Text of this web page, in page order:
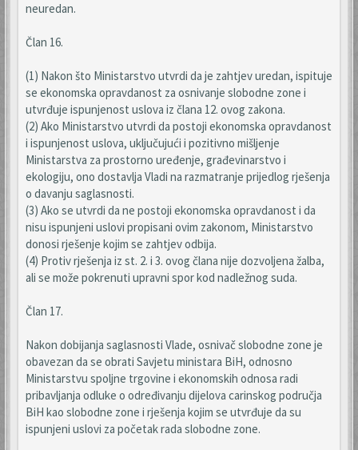
neuredan.
Član 16.
(1) Nakon što Ministarstvo utvrdi da je zahtjev uredan, ispituje
se ekonomska opravdanost za osnivanje slobodne zone i
utvrđuje ispunjenost uslova iz člana 12. ovog zakona.
(2) Ako Ministarstvo utvrdi da postoji ekonomska opravdanost
i ispunjenost uslova, uključujući i pozitivno mišljenje
Ministarstva za prostorno uređenje, građevinarstvo i
ekologiju, ono dostavlja Vladi na razmatranje prijedlog rješenja
o davanju saglasnosti.
(3) Ako se utvrdi da ne postoji ekonomska opravdanost i da
nisu ispunjeni uslovi propisani ovim zakonom, Ministarstvo
donosi rješenje kojim se zahtjev odbija.
(4) Protiv rješenja iz st. 2. i 3. ovog člana nije dozvoljena žalba,
ali se može pokrenuti upravni spor kod nadležnog suda.
Član 17.
Nakon dobijanja saglasnosti Vlade, osnivač slobodne zone je
obavezan da se obrati Savjetu ministara BiH, odnosno
Ministarstvu spoljne trgovine i ekonomskih odnosa radi
pribavljanja odluke o određivanju dijelova carinskog područja
BiH kao slobodne zone i rješenja kojim se utvrđuje da su
ispunjeni uslovi za početak rada slobodne zone.